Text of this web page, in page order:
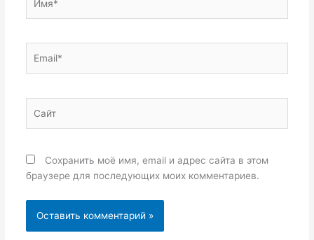
Сохранить моё имя, email и адрес сайта в этом
браузере для последующих моих комментариев.